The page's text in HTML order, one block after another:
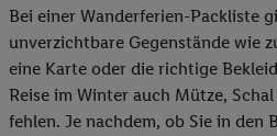
Bei einer Wanderferien-Packliste
unverzichtbare Gegenstände wie
eine Karte oder die richtige
Reise im Winter auch Mütze,
fehlen. Je nachdem, ob Sie in den